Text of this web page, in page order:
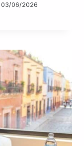
03/06/2026